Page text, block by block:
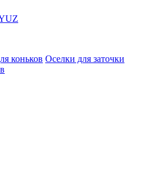
коньков Оселки для заточки